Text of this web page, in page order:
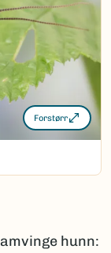
Forstørr
hunn: